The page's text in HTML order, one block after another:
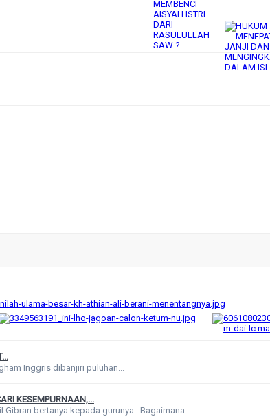
Inggris dibanjiri puluhan...
KESEMPURNAAN,...
Gibran bertanya kepada gurunya : Bagaimana...